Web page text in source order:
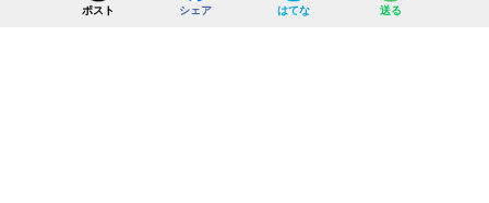
ポスト シェア はてな 送る